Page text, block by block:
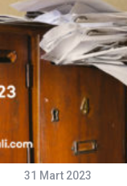
31 Mart 2023